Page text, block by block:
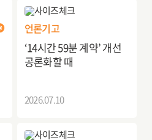
언론기고
‘14시간 59분 계약’ 개선
공론화할 때
2026.07.10